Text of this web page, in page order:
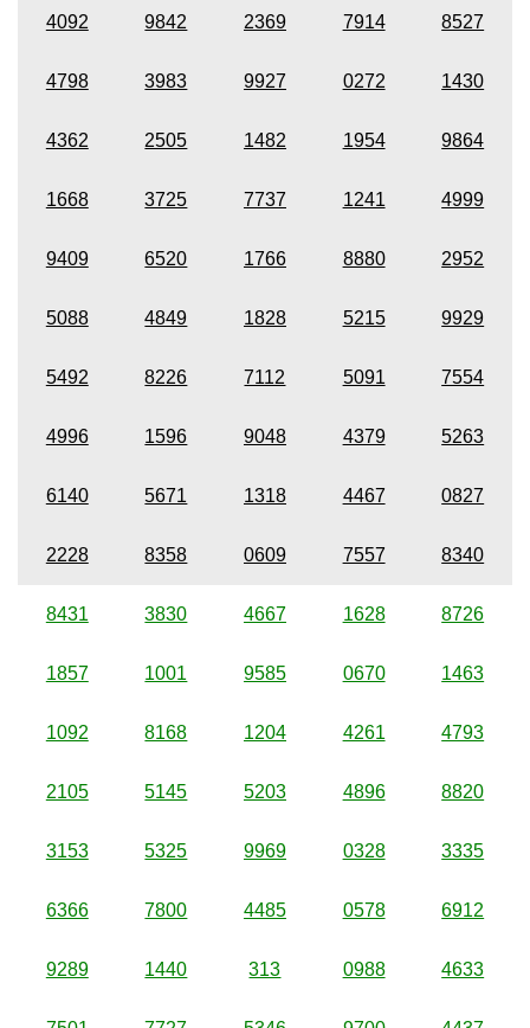
4092 9842 2369 7914 8527
4798 3983 9927 0272 1430
4362 2505 1482 1954 9864
1668 3725 7737 1241 4999
9409 6520 1766 8880 2952
5088 4849 1828 5215 9929
5492 8226 7112 5091 7554
4996 1596 9048 4379 5263
6140 5671 1318 4467 0827
2228 8358 0609 7557 8340
8431 3830 4667 1628 8726
1857 1001 9585 0670 1463
1092 8168 1204 4261 4793
2105 5145 5203 4896 8820
3153 5325 9969 0328 3335
6366 7800 4485 0578 6912
9289 1440 313 0988 4633